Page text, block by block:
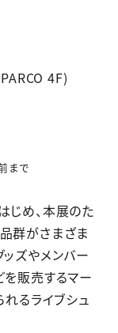
4F)
まで
じめ、本展のた
群がさまざま
ズやメンバー
販売するマー
れるライブシュ